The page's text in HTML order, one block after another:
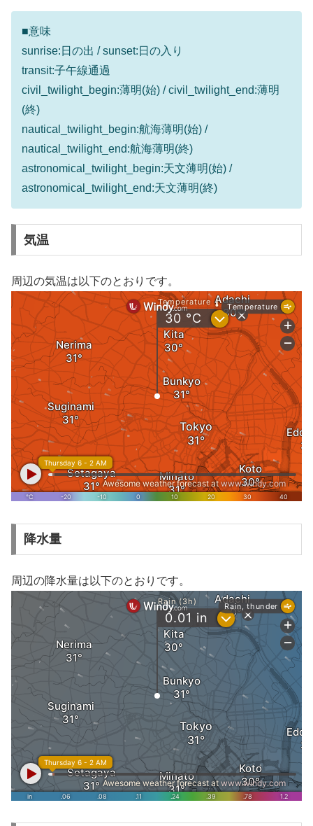
■意味
sunrise:日の出 / sunset:日の入り
transit:子午線通過
civil_twilight_begin:薄明(始) / civil_twilight_end:薄明
(終)
nautical_twilight_begin:航海薄明(始) /
nautical_twilight_end:航海薄明(終)
astronomical_twilight_begin:天文薄明(始) /
astronomical_twilight_end:天文薄明(終)
気温
周辺の気温は以下のとおりです。
降水量
周辺の降水量は以下のとおりです。